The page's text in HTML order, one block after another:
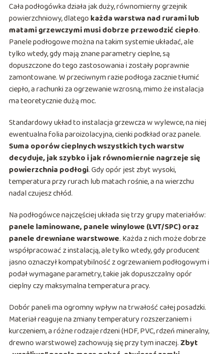
Cała podłogówka działa jak duży, równomierny grzejnik
powierzchniowy, dlatego każda warstwa nad rurami lub
matami grzewczymi musi dobrze przewodzić ciepło.
Panele podłogowe można na takim systemie układać, ale
tylko wtedy, gdy mają znane parametry cieplne, są
dopuszczone do tego zastosowania i zostały poprawnie
zamontowane. W przeciwnym razie podłoga zacznie tłumić
ciepło, a rachunki za ogrzewanie wzrosną, mimo że instalacja
ma teoretycznie dużą moc.
Standardowy układ to instalacja grzewcza w wylewce, na niej
ewentualna folia paroizolacyjna, cienki podkład oraz panele.
Suma oporów cieplnych wszystkich tych warstw
decyduje, jak szybko i jak równomiernie nagrzeje się
powierzchnia podłogi. Gdy opór jest zbyt wysoki,
temperatura przy rurach lub matach rośnie, a na wierzchu
nadal czujesz chłód.
Na podłogówce najczęściej układa się trzy grupy materiałów:
panele laminowane, panele winylowe (LVT/SPC) oraz
panele drewniane warstwowe. Każda z nich może dobrze
współpracować z instalacją, ale tylko wtedy, gdy producent
jasno oznaczył kompatybilność z ogrzewaniem podłogowym i
podał wymagane parametry, takie jak dopuszczalny opór
cieplny czy maksymalna temperatura pracy.
Dobór paneli ma ogromny wpływ na trwałość całej posadzki.
Materiał reaguje na zmiany temperatury rozszerzaniem i
kurczeniem, a różne rodzaje rdzeni (HDF, PVC, rdzeń mineralny,
drewno warstwowe) zachowują się przy tym inaczej. Zbyt